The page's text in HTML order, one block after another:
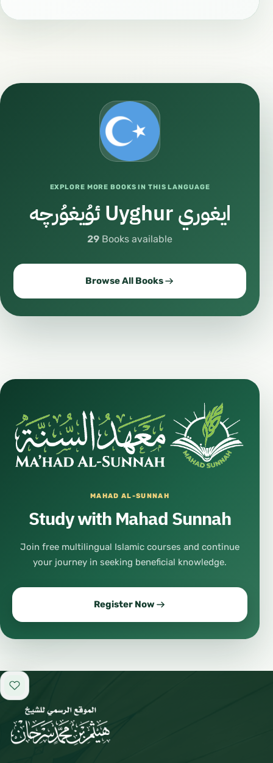
EXPLORE MORE BOOKS IN THIS LANGUAGE
ايغوري Uyghur ئۇيغۇرچە
29 Books available
Browse All Books
MAHAD AL-SUNNAH
Study with Mahad Sunnah
Join free multilingual Islamic courses and continue
your journey in seeking beneficial knowledge.
Register Now
Add to favorites